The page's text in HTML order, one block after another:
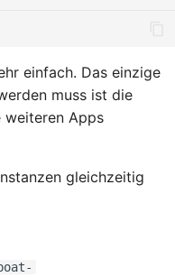
einfach. Das einzige
muss ist die
weiteren Apps
gleichzeitig